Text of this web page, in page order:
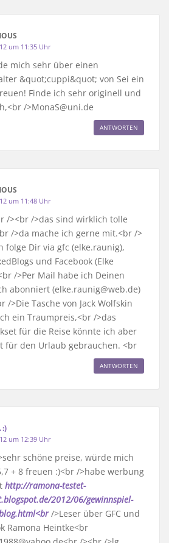
um 11:35 Uhr
mich sehr über einen
&quot;cuppi&quot; von Sei ein
Finde ich sehr originell und
/>MonaS@uni.de
ANTWORTEN
um 11:48 Uhr
/><br />das sind wirklich tolle
/>da mache ich gerne mit.<br />
folge Dir via gfc (elke.raunig),
und Facebook (Elke
/>Per Mail habe ich Deinen
abonniert (elke.raunig@web.de)
/>Die Tasche von Jack Wolfskin
ein Traumpreis,<br />das
für die Reise könnte ich aber
für den Urlaub gebrauchen. <br
ANTWORTEN
:)
um 12:39 Uhr
schöne preise, würde mich
+ 8 freuen :)<br />habe werbung
http://ramona-testet-
2012/06/gewinnspiel-
/>Leser über GFC und
Ramona Heintke<br